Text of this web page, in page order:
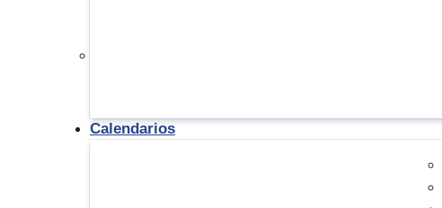
Calendarios